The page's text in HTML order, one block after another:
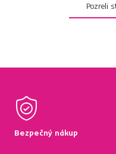
Pozreli
Bezpečný nákup